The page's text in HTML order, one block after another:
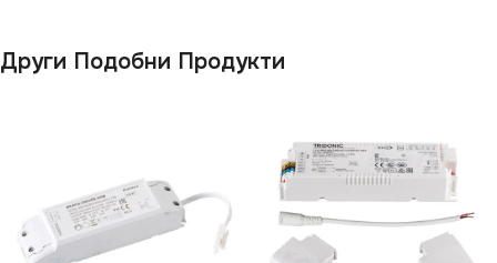
Други Подобни Продукти